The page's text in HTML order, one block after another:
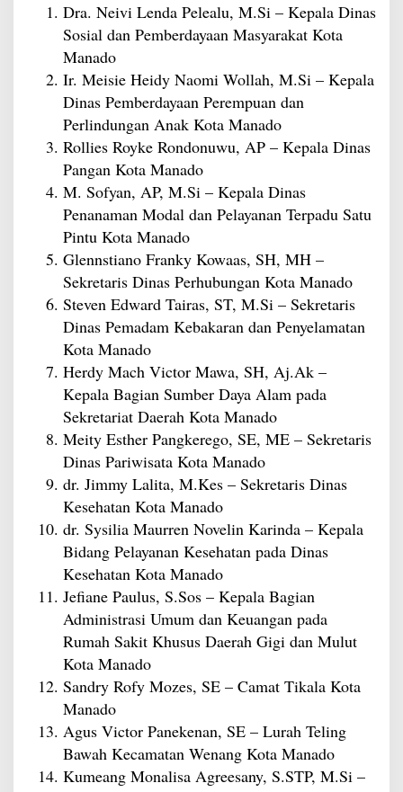
Dra. Neivi Lenda Pelealu, M.Si – Kepala Dinas
Sosial dan Pemberdayaan Masyarakat Kota
Manado
Ir. Meisie Heidy Naomi Wollah, M.Si – Kepala
Dinas Pemberdayaan Perempuan dan
Perlindungan Anak Kota Manado
Rollies Royke Rondonuwu, AP – Kepala Dinas
Pangan Kota Manado
M. Sofyan, AP, M.Si – Kepala Dinas
Penanaman Modal dan Pelayanan Terpadu Satu
Pintu Kota Manado
Glennstiano Franky Kowaas, SH, MH –
Sekretaris Dinas Perhubungan Kota Manado
Steven Edward Tairas, ST, M.Si – Sekretaris
Dinas Pemadam Kebakaran dan Penyelamatan
Kota Manado
Herdy Mach Victor Mawa, SH, Aj.Ak –
Kepala Bagian Sumber Daya Alam pada
Sekretariat Daerah Kota Manado
Meity Esther Pangkerego, SE, ME – Sekretaris
Dinas Pariwisata Kota Manado
dr. Jimmy Lalita, M.Kes – Sekretaris Dinas
Kesehatan Kota Manado
dr. Sysilia Maurren Novelin Karinda – Kepala
Bidang Pelayanan Kesehatan pada Dinas
Kesehatan Kota Manado
Jefiane Paulus, S.Sos – Kepala Bagian
Administrasi Umum dan Keuangan pada
Rumah Sakit Khusus Daerah Gigi dan Mulut
Kota Manado
Sandry Rofy Mozes, SE – Camat Tikala Kota
Manado
Agus Victor Panekenan, SE – Lurah Teling
Bawah Kecamatan Wenang Kota Manado
Kumeang Monalisa Agreesany, S.STP, M.Si –